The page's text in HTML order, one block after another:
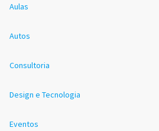
Aulas
Autos
Consultoria
Design e Tecnologia
Eventos